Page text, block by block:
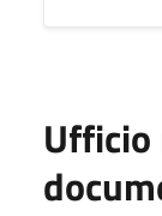
Ufficio